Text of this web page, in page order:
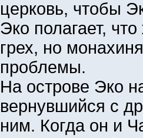
церковь, чтобы
Эко полагает,
грех, но
проблемы.
На острове Эко
вернувшийся с
ним. Когда он и